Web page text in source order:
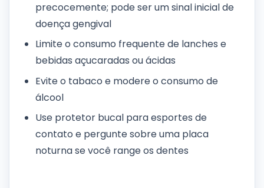
precocemente; pode ser um sinal inicial de
doença gengival
Limite o consumo frequente de lanches e
bebidas açucaradas ou ácidas
Evite o tabaco e modere o consumo de
álcool
Use protetor bucal para esportes de
contato e pergunte sobre uma placa
noturna se você range os dentes